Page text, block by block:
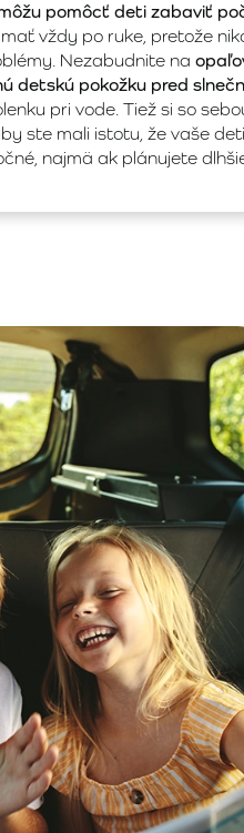
pomôcť deti zabaviť
vždy po ruke, pretože
Nezabudnite na
detskú pokožku pred
pri vode. Tiež si so
ste mali istotu, že vaše
najmä ak plánujete